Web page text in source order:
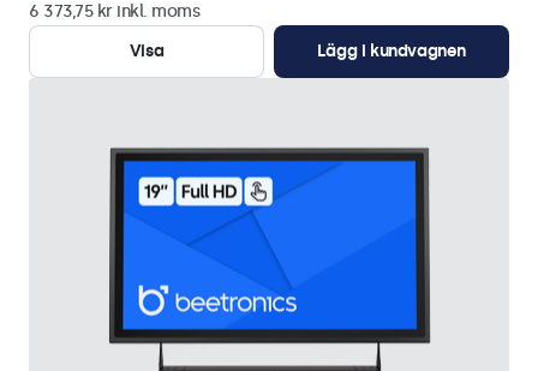
6 373,75 kr inkl. moms
Visa
Lägg i kundvagnen